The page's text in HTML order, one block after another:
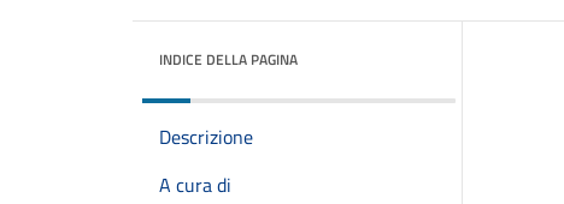
INDICE DELLA PAGINA
Descrizione
A cura di